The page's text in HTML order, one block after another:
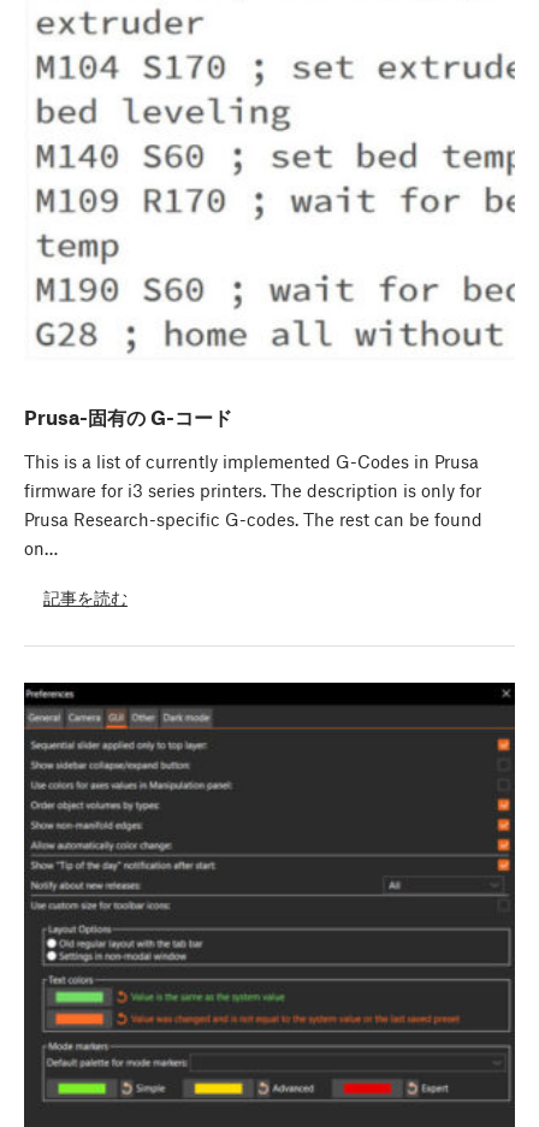
Prusa-固有の G-コード
This is a list of currently implemented G-Codes in Prusa
firmware for i3 series printers. The description is only for
Prusa Research-specific G-codes. The rest can be found
on…
記事を読む